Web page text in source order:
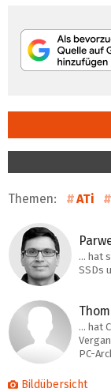
Themen: ATi
… hat
SSDs
… hat
PC-
Bildübersicht